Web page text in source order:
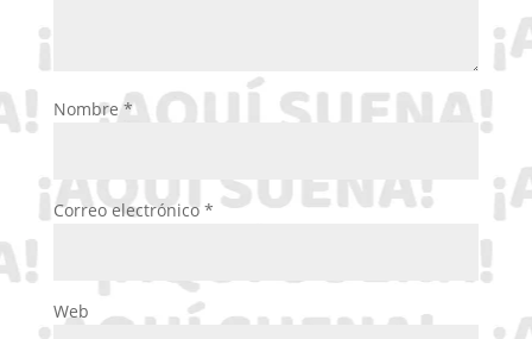
Nombre*
Correo electrónico *
Web